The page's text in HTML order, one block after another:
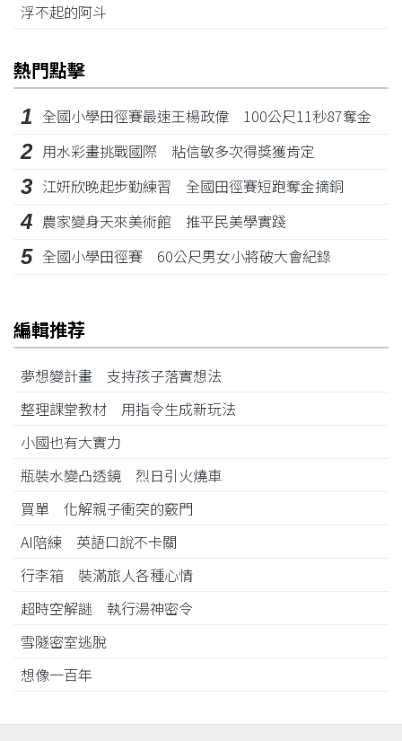
浮不起的阿斗
熱門點擊
1 全國小學田徑賽最速王楊政偉 100公尺11秒87奪金
2 用水彩畫挑戰國際 粘信敏多次得獎獲肯定
3 江姸欣晚起步勤練習 全國田徑賽短跑奪金摘銅
4 農家變身天來美術館 推平民美學實踐
5 全國小學田徑賽 60公尺男女小將破大會紀錄
編輯推荐
夢想變計畫 支持孩子落實想法
整理課堂教材 用指令生成新玩法
小國也有大實力
瓶裝水變凸透鏡 烈日引火燒車
買單 化解親子衝突的竅門
AI陪練 英語口說不卡關
行李箱 裝滿旅人各種心情
超時空解謎 執行湯神密令
雪隧密室逃脫
想像一百年